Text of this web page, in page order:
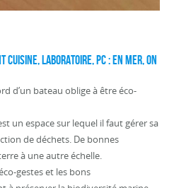
CUISINE, LABORATOIRE, PC : En mer, on
d’un bateau oblige à être éco-
un espace sur lequel il faut gérer sa
de déchets. De bonnes
à une autre échelle.
gestes et les bons